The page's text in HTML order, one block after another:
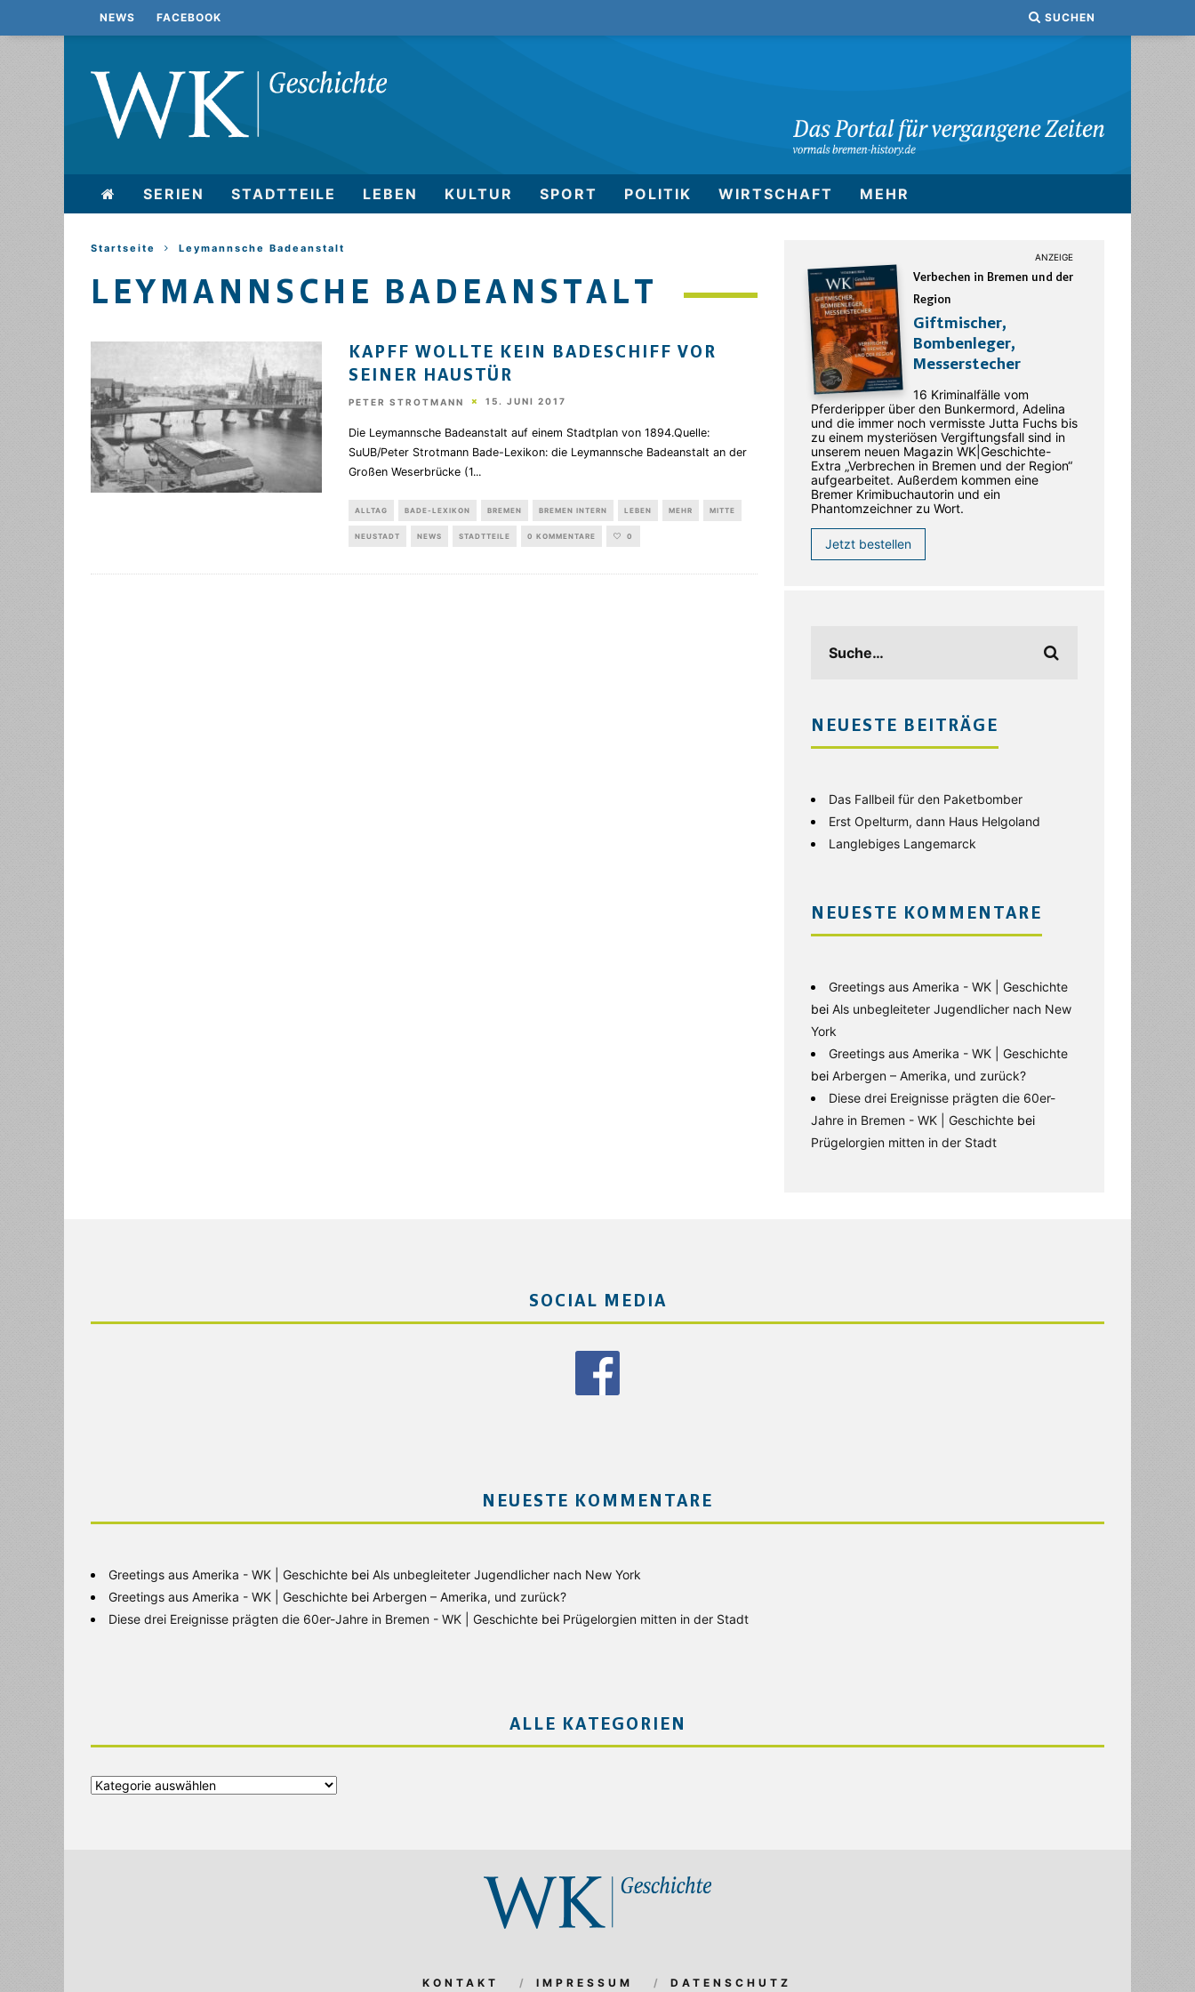
NEWS FACEBOOK SUCHEN
SERIEN STADTTEILE LEBEN KULTUR SPORT POLITIK WIRTSCHAFT MEHR
Startseite Leymannsche Badeanstalt
LEYMANNSCHE BADEANSTALT
KAPFF WOLLTE KEIN BADESCHIFF VOR
SEINER HAUSTÜR
PETER STROTMANN 15. JUNI 2017
Die Leymannsche Badeanstalt auf einem Stadtplan von 1894.Quelle:
SuUB/Peter Strotmann Bade-Lexikon: die Leymannsche Badeanstalt an der
Großen Weserbrücke (1...
ALLTAG BADE-LEXIKON BREMEN BREMEN INTERN LEBEN MEHR MITTE
NEUSTADT NEWS STADTTEILE 0 KOMMENTARE 0
Verbechen in Bremen und der
Region
Giftmischer,
Bombenleger,
Messerstecher
16 Kriminalfälle vom
Pferderipper über den Bunkermord, Adelina
und die immer noch vermisste Jutta Fuchs bis
zu einem mysteriösen Vergiftungsfall sind in
unserem neuen Magazin WK|Geschichte-
Extra „Verbrechen in Bremen und der Region“
aufgearbeitet. Außerdem kommen eine
Bremer Krimibuchautorin und ein
Phantomzeichner zu Wort.
Jetzt bestellen
NEUESTE BEITRÄGE
Das Fallbeil für den Paketbomber
Erst Opelturm, dann Haus Helgoland
Langlebiges Langemarck
NEUESTE KOMMENTARE
Greetings aus Amerika - WK | Geschichte
bei Als unbegleiteter Jugendlicher nach New
York
Greetings aus Amerika - WK | Geschichte
bei Arbergen – Amerika, und zurück?
Diese drei Ereignisse prägten die 60er-
Jahre in Bremen - WK | Geschichte bei
Prügelorgien mitten in der Stadt
SOCIAL MEDIA
NEUESTE KOMMENTARE
Greetings aus Amerika - WK | Geschichte bei Als unbegleiteter Jugendlicher nach New York
Greetings aus Amerika - WK | Geschichte bei Arbergen – Amerika, und zurück?
Diese drei Ereignisse prägten die 60er-Jahre in Bremen - WK | Geschichte bei Prügelorgien mitten in der Stadt
ALLE KATEGORIEN
Alle
KONTAKT IMPRESSUM DATENSCHUTZ